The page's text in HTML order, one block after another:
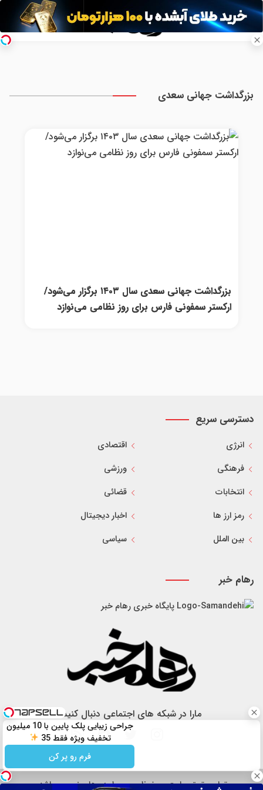
بزرگداشت جهانی سعدی
بزرگداشت جهانی سعدی سال ۱۴۰۳ برگزار می‌شود/
ارکستر سمفونی فارس برای روز نظامی می‌نوازد
دسترسی سریع
انرژی
اقتصادی
فرهنگی
ورزشی
انتخابات
قضائی
رمز ارز ها
اخبار دیجیتال
بین الملل
سیاسی
رهام خبر
پایگاه خبری رهام خبر
مارا در شبکه های اجتماعی دنبال کنید
تمام حقوق سایت محفوظ و مربوط به رهام خبر می باشد.
جراحی زیبایی پلک پایین با 10 میلیون
تخفیف ویژه فقط 35
فرم رو پر کن